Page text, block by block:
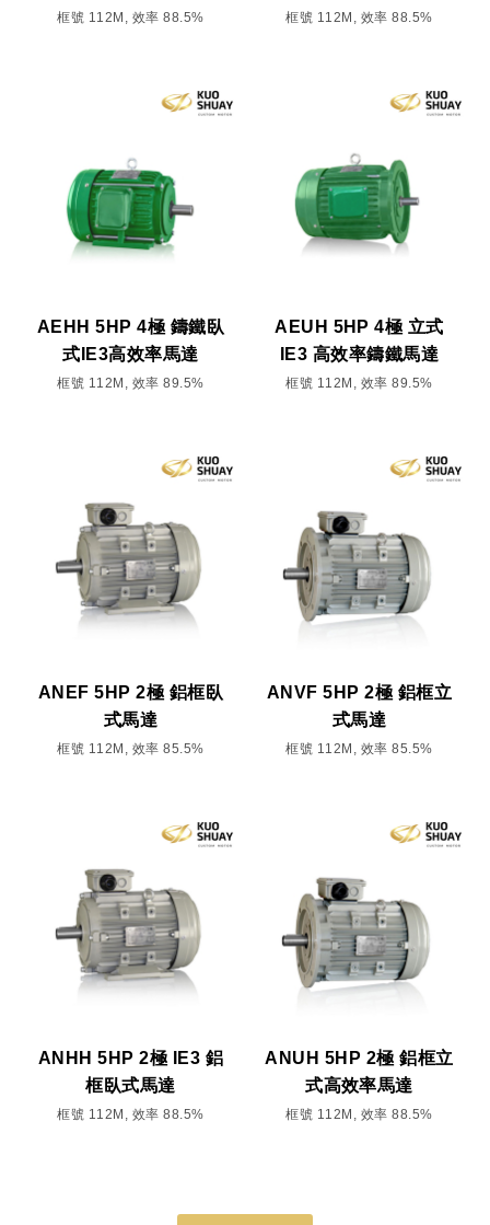
框號 112M, 效率 88.5% 框號 112M, 效率 88.5%
AEHH 5HP 4極 鑄鐵臥
式IE3高效率馬達
框號 112M, 效率 89.5%
AEUH 5HP 4極 立式
IE3 高效率鑄鐵馬達
框號 112M, 效率 89.5%
ANEF 5HP 2極 鋁框臥
式馬達
框號 112M, 效率 85.5%
ANVF 5HP 2極 鋁框立
式馬達
框號 112M, 效率 85.5%
ANHH 5HP 2極 IE3 鋁
框臥式馬達
框號 112M, 效率 88.5%
ANUH 5HP 2極 鋁框立
式高效率馬達
框號 112M, 效率 88.5%